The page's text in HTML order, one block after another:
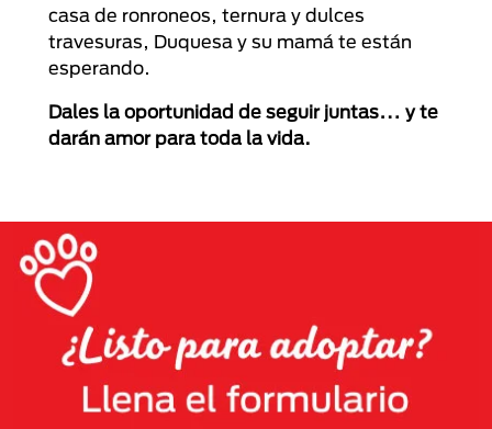
casa de ronroneos, ternura y dulces
travesuras, Duquesa y su mamá te están
esperando.
Dales la oportunidad de seguir juntas… y te
darán amor para toda la vida.